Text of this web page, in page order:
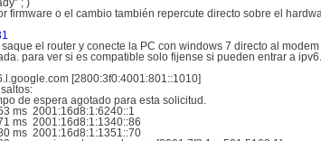
; )
firmware o el cambio también repercute directo sobre el
el router y conecte la PC con windows 7 directo al
para ver si es compatible solo fijense si pueden entrar a
[2800:3f0:4001:801::1010]
agotado para esta solicitud.
ms 2001:16d8:1:6240::1
ms 2001:16d8:1:1340::86
ms 2001:16d8:1:1351::70